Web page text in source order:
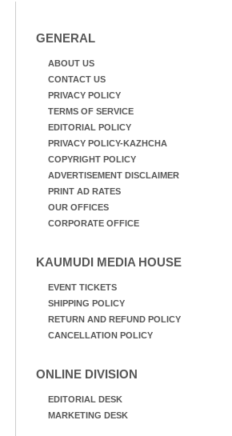
GENERAL
ABOUT US
CONTACT US
PRIVACY POLICY
TERMS OF SERVICE
EDITORIAL POLICY
PRIVACY POLICY-KAZHCHA
COPYRIGHT POLICY
ADVERTISEMENT DISCLAIMER
PRINT AD RATES
OUR OFFICES
CORPORATE OFFICE
KAUMUDI MEDIA HOUSE
EVENT TICKETS
SHIPPING POLICY
RETURN AND REFUND POLICY
CANCELLATION POLICY
ONLINE DIVISION
EDITORIAL DESK
MARKETING DESK